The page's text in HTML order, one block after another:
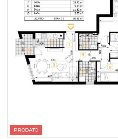
PRODATO